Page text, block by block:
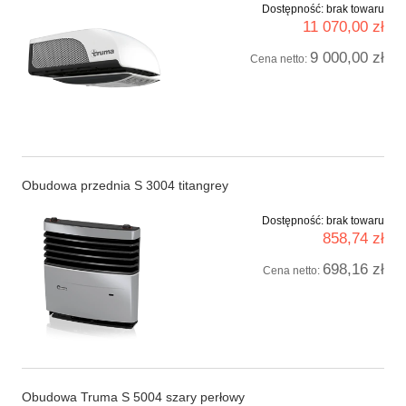
Dostępność: brak towaru
11 070,00 zł
Cena netto: 9 000,00 zł
Obudowa przednia S 3004 titangrey
Dostępność: brak towaru
858,74 zł
Cena netto: 698,16 zł
Obudowa Truma S 5004 szary perłowy